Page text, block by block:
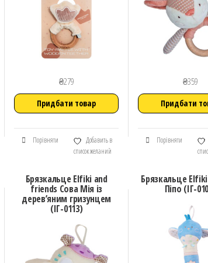
₴279
Придбати товар
Порівняти
Добавить в
список желаний
₴359
Придбати
Порівняти
Брязкальце Elfiki and
friends Сова Мія із
дерев’яним гризунцем
(ІГ-0113)
Брязкальце
Піпо (ІГ-